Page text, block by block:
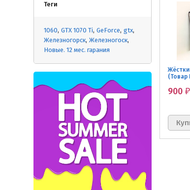
Теги
1060 GTX 1070 Ti GeForce gtx
Железногорск Железногоск
Новые. 12 мес. гарания
(Товар
900 ₽